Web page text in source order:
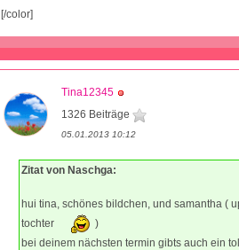
[/color]
Tina12345
1326 Beiträge
05.01.2013 10:12
Zitat von Naschga:
hui tina, schönes bildchen, und samantha (
tochter
)
bei deinem nächsten termin gibts auch ein